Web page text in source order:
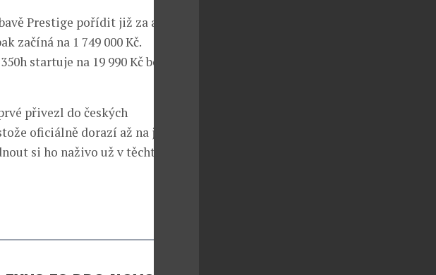
Prestige pořídit již za akčních
začíná na 1 749 000 Kč.
startuje na 19 990 Kč bez DPH
přivezl do českých
oficiálně dorazí až na jaře
si ho naživo už v těchto